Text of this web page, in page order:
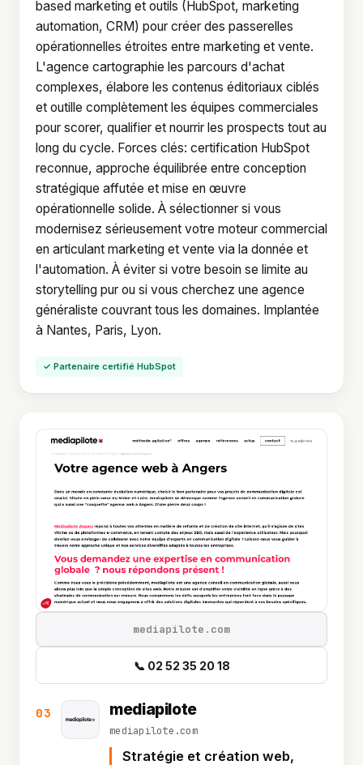
based marketing et outils (HubSpot, marketing
automation, CRM) pour créer des passerelles
opérationnelles étroites entre marketing et vente.
L'agence cartographie les parcours d'achat
complexes, élabore les contenus éditoriaux ciblés
et outille complètement les équipes commerciales
pour scorer, qualifier et nourrir les prospects tout au
long du cycle. Forces clés: certification HubSpot
reconnue, approche équilibrée entre conception
stratégique affutée et mise en œuvre
opérationnelle solide. À sélectionner si vous
modernisez sérieusement votre moteur commercial
en articulant marketing et vente via la donnée et
l'automation. À éviter si votre besoin se limite au
storytelling pur ou si vous cherchez une agence
généraliste couvrant tous les domaines. Implantée
à Nantes, Paris, Lyon.
✓ Partenaire certifié HubSpot
03 mediapilote
mediapilote.com
Stratégie et création web,
mediapilote.com
📞 02 52 35 20 18